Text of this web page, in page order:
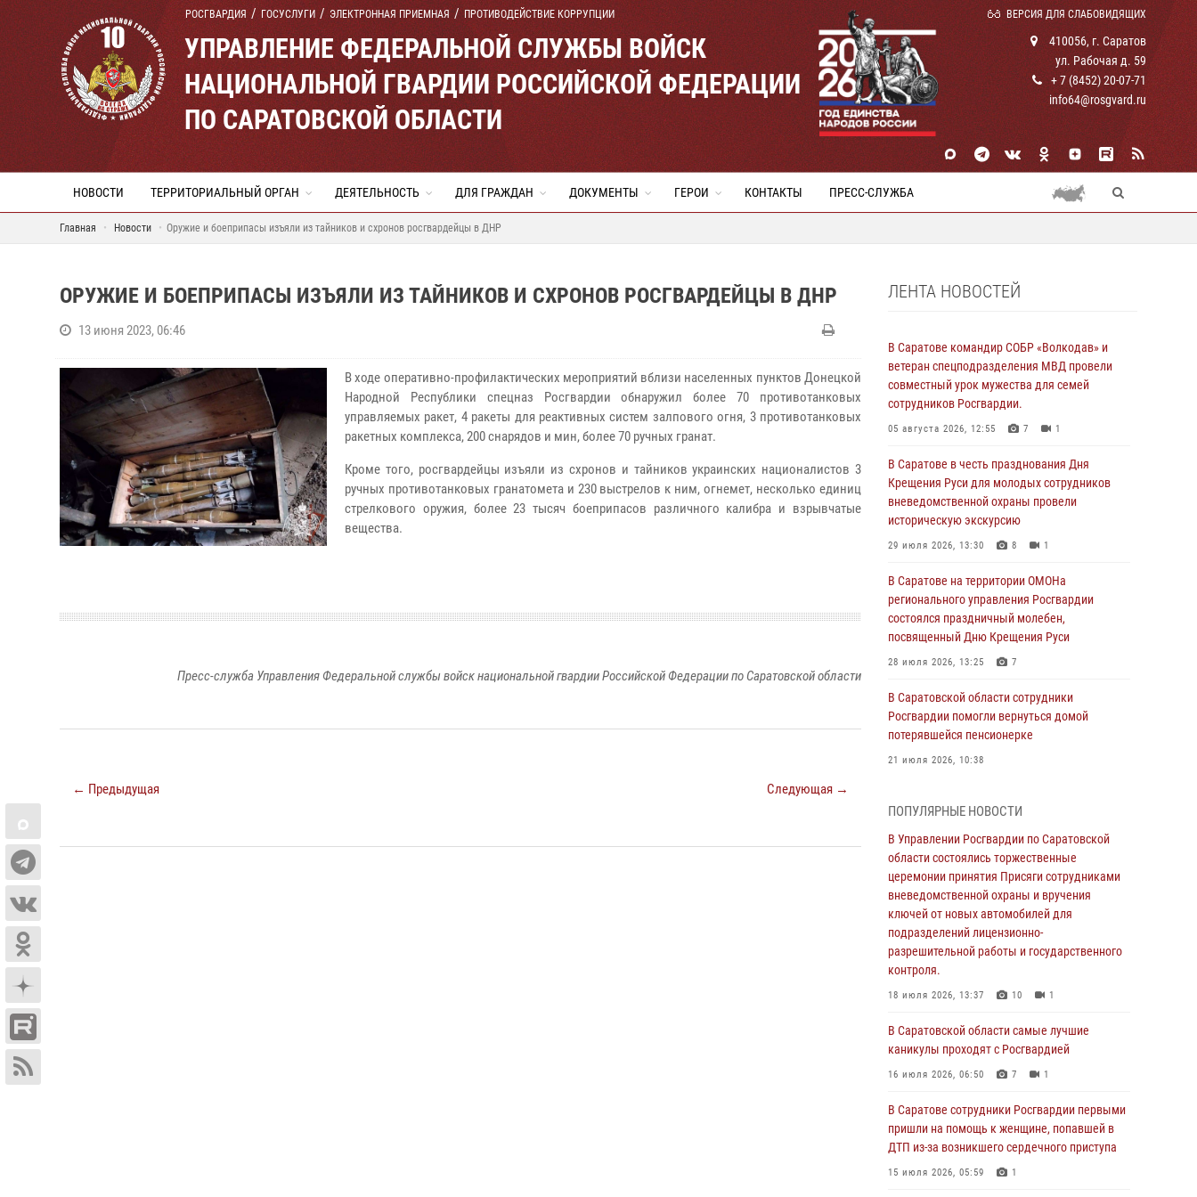
РОСГВАРДИЯ ГОСУСЛУГИ ЭЛЕКТРОННАЯ ПРИЕМНАЯ ПРОТИВОДЕЙСТВИЕ КОРРУПЦИИ ВЕРСИЯ ДЛЯ СЛАБОВИДЯЩИХ
УПРАВЛЕНИЕ ФЕДЕРАЛЬНОЙ СЛУЖБЫ ВОЙСК
НАЦИОНАЛЬНОЙ ГВАРДИИ РОССИЙСКОЙ ФЕДЕРАЦИИ
ПО САРАТОВСКОЙ ОБЛАСТИ
410056, г. Саратов
ул. Рабочая д. 59
+ 7 (8452) 20-07-71
info64@rosgvard.ru
НОВОСТИ ТЕРРИТОРИАЛЬНЫЙ ОРГАН ДЕЯТЕЛЬНОСТЬ ДЛЯ ГРАЖДАН ДОКУМЕНТЫ ГЕРОИ КОНТАКТЫ ПРЕСС-СЛУЖБА
Главная Новости Оружие и боеприпасы изъяли из тайников и схронов росгвардейцы в ДНР
ОРУЖИЕ И БОЕПРИПАСЫ ИЗЪЯЛИ ИЗ ТАЙНИКОВ И СХРОНОВ РОСГВАРДЕЙЦЫ В ДНР
13 июня 2023, 06:46
В ходе оперативно-профилактических мероприятий вблизи населенных пунктов Донецкой
Народной Республики спецназ Росгвардии обнаружил более 70 противотанковых
управляемых ракет, 4 ракеты для реактивных систем залпового огня, 3 противотанковых
ракетных комплекса, 200 снарядов и мин, более 70 ручных гранат.
Кроме того, росгвардейцы изъяли из схронов и тайников украинских националистов 3
ручных противотанковых гранатомета и 230 выстрелов к ним, огнемет, несколько единиц
стрелкового оружия, более 23 тысяч боеприпасов различного калибра и взрывчатые
вещества.
Пресс-служба Управления Федеральной службы войск национальной гвардии Российской Федерации по Саратовской области
← Предыдущая Следующая →
ЛЕНТА НОВОСТЕЙ
В Саратове командир СОБР «Волкодав» и
ветеран спецподразделения МВД провели
совместный урок мужества для семей
сотрудников Росгвардии.
05 августа 2026, 12:55 7 1
В Саратове в честь празднования Дня
Крещения Руси для молодых сотрудников
вневедомственной охраны провели
историческую экскурсию
29 июля 2026, 13:30 8 1
В Саратове на территории ОМОНа
регионального управления Росгвардии
состоялся праздничный молебен,
посвященный Дню Крещения Руси
28 июля 2026, 13:25 7
В Саратовской области сотрудники
Росгвардии помогли вернуться домой
потерявшейся пенсионерке
21 июля 2026, 10:38
области состоялись торжественные
церемонии принятия Присяги сотрудниками
вневедомственной охраны и вручения
ключей от новых автомобилей для
подразделений лицензионно-
разрешительной работы и государственного
18 июля 2026, 13:37 10 1
В Саратовской области самые лучшие
16 июля 2026, 06:50 7 1
В Саратове сотрудники Росгвардии первыми
ДТП из-за возникшего сердечного приступа
15 июля 2026, 05:59 1
В Саратове продолжается масштабная
ПОПУЛЯРНЫЕ НОВОСТИ
В Управлении Росгвардии по Саратовской
области состоялись торжественные
церемонии принятия Присяги сотрудниками
вневедомственной охраны и вручения
ключей от новых автомобилей для
подразделений лицензионно-
разрешительной работы и государственного
контроля.
18 июля 2026, 13:37 10 1
В Саратовской области самые лучшие
каникулы проходят с Росгвардией
16 июля 2026, 06:50 7 1
В Саратове сотрудники Росгвардии первыми
пришли на помощь к женщине, попавшей в
ДТП из-за возникшего сердечного приступа
15 июля 2026, 05:59 1